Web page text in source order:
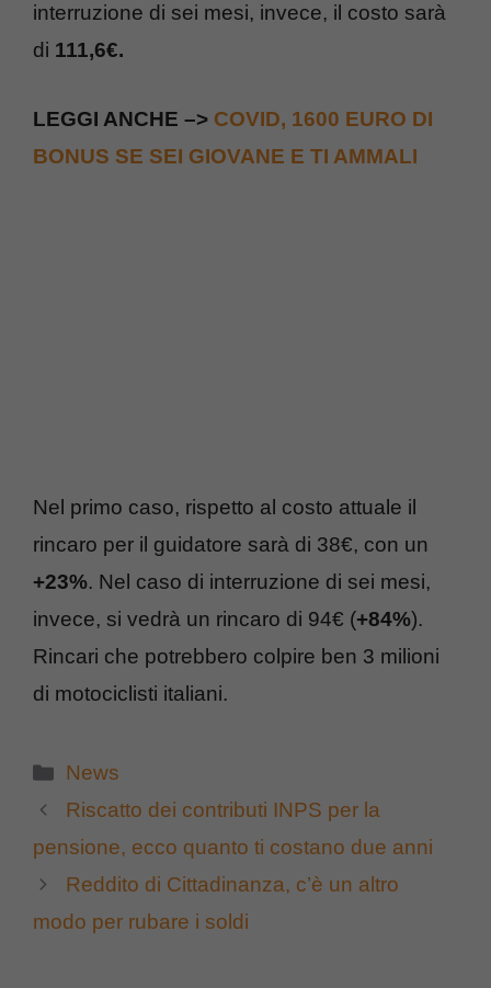
interruzione di sei mesi, invece, il costo sarà
di 111,6€.
LEGGI ANCHE –> COVID, 1600 EURO DI
BONUS SE SEI GIOVANE E TI AMMALI
Nel primo caso, rispetto al costo attuale il
rincaro per il guidatore sarà di 38€, con un
+23%. Nel caso di interruzione di sei mesi,
invece, si vedrà un rincaro di 94€ (+84%).
Rincari che potrebbero colpire ben 3 milioni
di motociclisti italiani.
Categorie
News
Riscatto dei contributi INPS per la
pensione, ecco quanto ti costano due anni
Reddito di Cittadinanza, c’è un altro
modo per rubare i soldi